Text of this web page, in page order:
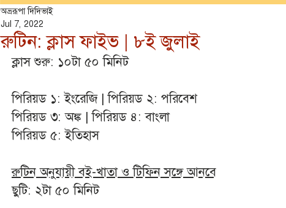
রুটিন: ক্লাস ফাইভ | ৮ই জুলাই
অভ্ররূপা দিদিভাই
Jul 7, 2022
ক্লাস শুরু: ১০টা ৫০ মিনিট
পিরিয়ড ১: ইংরেজি | পিরিয়ড ২: পরিবেশ
পিরিয়ড ৩: অঙ্ক | পিরিয়ড ৪: বাংলা
পিরিয়ড ৫: ইতিহাস
রুটিন অনুযায়ী বই-খাতা ও টিফিন সঙ্গে আনবে
ছুটি: ২টা ৫০ মিনিট